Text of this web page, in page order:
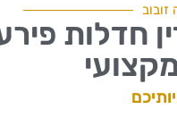
זובוב
חדלות
מקצועי